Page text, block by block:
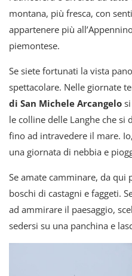
montana, più fresca, con
appartenere più
piemontese.
Se siete fortunati la vista
spettacolare. Nelle giornate
di San Michele Arcangelo
le colline delle Langhe che si
fino ad intravedere il mare.
una giornata di nebbia e
Se amate camminare, da
boschi di castagni e faggeti.
ad ammirare il paesaggio,
sedersi su una panchina e